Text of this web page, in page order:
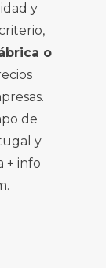
y
o
de
y
+ info